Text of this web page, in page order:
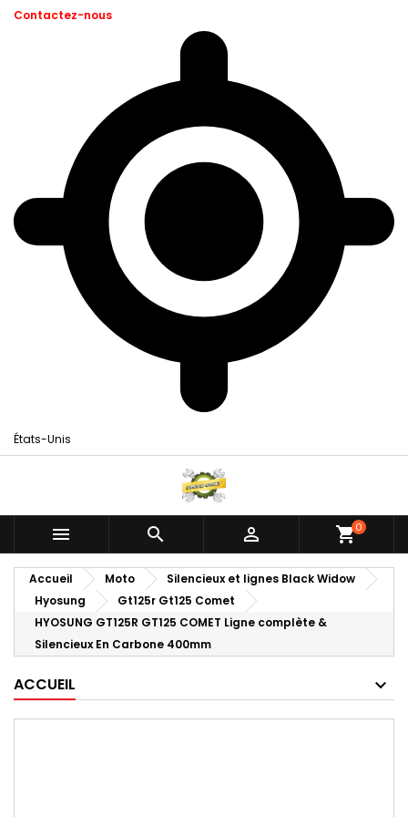
Contactez-nous
États-Unis
   shopping_cart0
Accueil Moto
Silencieux et lignes Black Widow
Hyosung
Gt125r Gt125 Comet
HYOSUNG GT125R GT125 COMET Ligne complète &
Silencieux En Carbone 400mm
ACCUEIL